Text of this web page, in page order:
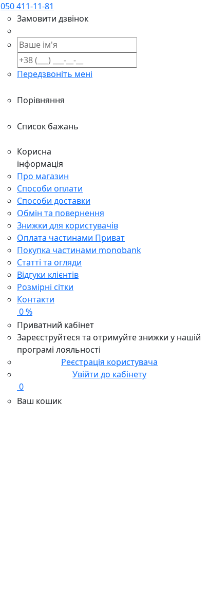
050 411-11-81
Замовити дзвінок
Передзвоніть мені
Порівняння
Список бажань
Корисна
інформація
Про магазин
Способи оплати
Способи доставки
Обмін та повернення
Знижки для користувачів
Оплата частинами Приват
Покупка частинами monobank
Статті та огляди
Відгуки клієнтів
Розмірні сітки
Контакти
0 %
Приватний кабінет
Зареєструйтеся та отримуйте знижки у нашій
програмі лояльності
Реєстрація користувача
Увійти до кабінету
0
Ваш кошик